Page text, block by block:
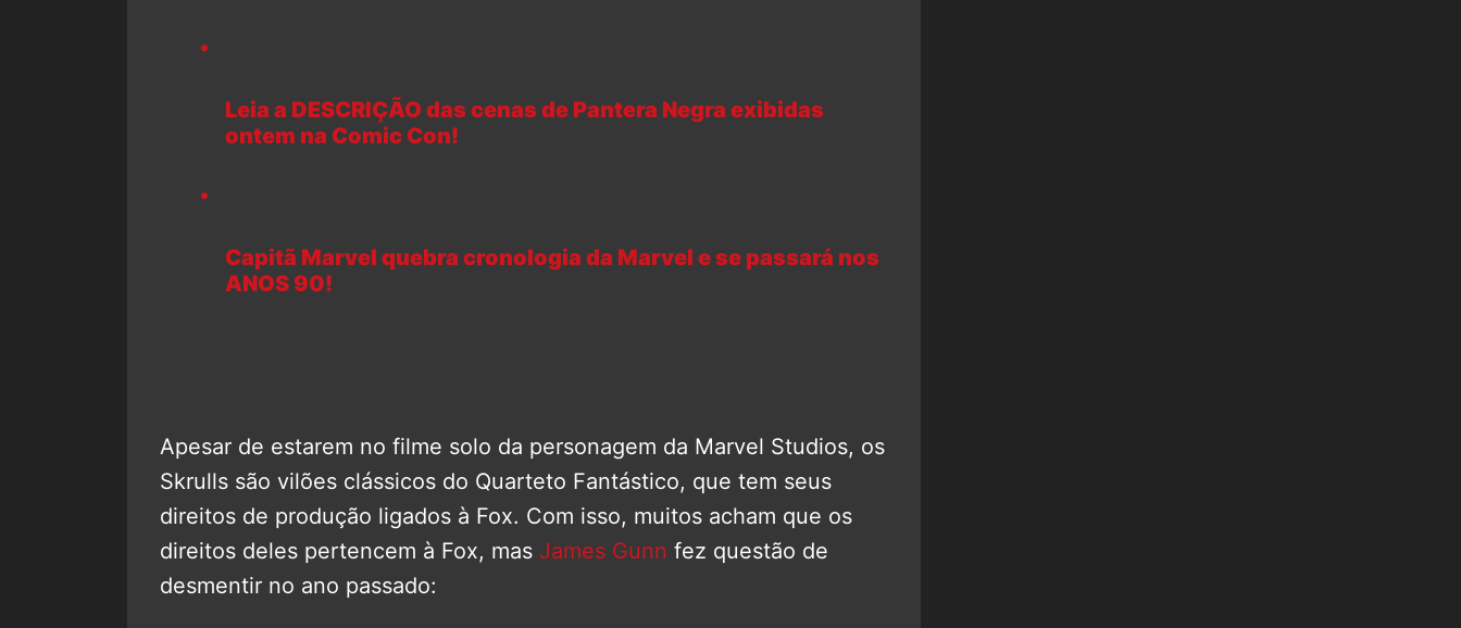
Leia a DESCRIÇÃO das cenas de Pantera Negra exibidas
ontem na Comic Con!
Capitã Marvel quebra cronologia da Marvel e se passará nos
ANOS 90!
Apesar de estarem no filme solo da personagem da Marvel Studios, os
Skrulls são vilões clássicos do Quarteto Fantástico, que tem seus
direitos de produção ligados à Fox. Com isso, muitos acham que os
direitos deles pertencem à Fox, mas James Gunn fez questão de
desmentir no ano passado: